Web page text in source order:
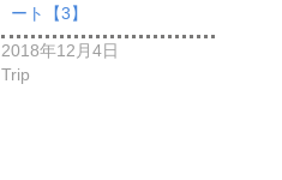
ート【3】
2018年12月4日
Trip